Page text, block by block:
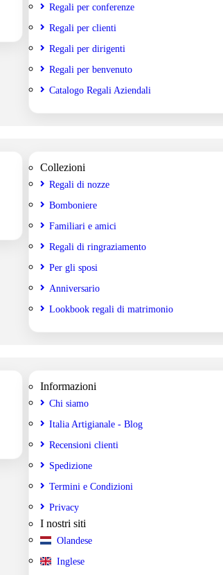
Regali per conferenze
Regali per clienti
Regali per dirigenti
Regali per benvenuto
Catalogo Regali Aziendali
Collezioni
Regali di nozze
Bomboniere
Familiari e amici
Regali di ringraziamento
Per gli sposi
Anniversario
Lookbook regali di matrimonio
Informazioni
Chi siamo
Italia Artigianale - Blog
Recensioni clienti
Spedizione
Termini e Condizioni
Privacy
I nostri siti
Olandese
Inglese